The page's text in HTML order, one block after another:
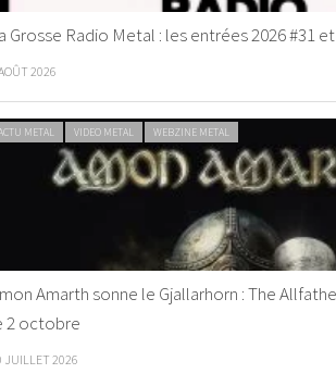
Grosse Radio Metal : les entrées 2026 #31
2026
METAL VIDEO METAL WEBZINE METAL
Amarth sonne le Gjallarhorn : The
2 octobre
JUILLET 2026